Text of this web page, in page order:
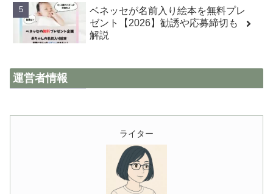
ベネッセが名前入り絵本を無料プレ
ゼント【2026】勧誘や応募締切も
解説
運営者情報
ライター